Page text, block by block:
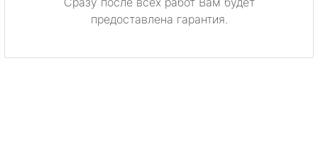
предоставлена гарантия.